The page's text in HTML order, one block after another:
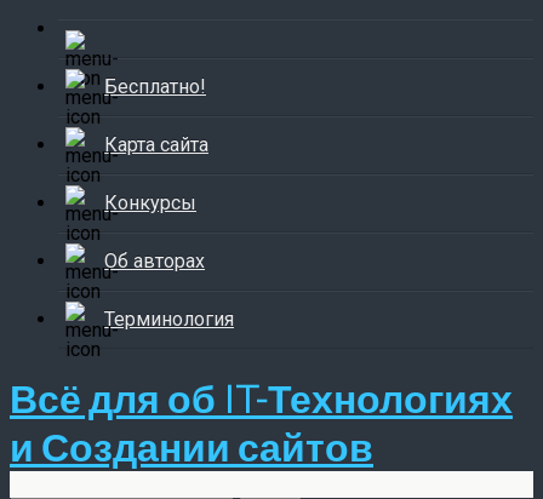
Бесплатно!
Карта сайта
Конкурсы
Об авторах
Терминология
Всё для об IT-Технологиях
и Создании сайтов